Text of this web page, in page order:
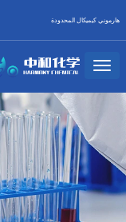
هارموني كيميكال المحدودة